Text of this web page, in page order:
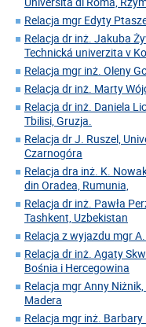
Relacja mgr Edyty
Relacja dr inż. Jakuba
Technická univerzita v
Relacja mgr inż. Oleny
Relacja dr inż. Marty
Relacja dr inż. Daniela
Tbilisi, Gruzja.
Relacja dr J. Ruszel,
Czarnogóra
Relacja dra inż. K.
din Oradea, Rumunia,
Relacja dr inż. Pawła
Tashkent, Uzbekistan
Relacja z wyjazdu mgr
Relacja dr inż. Agaty
Bośnia i Hercegowina
Relacja mgr Anny
Madera
Relacja mgr inż. Barbary